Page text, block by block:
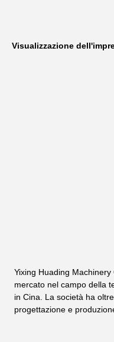
Visualizzazione
Yixing Huading
mercato nel campo della
in Cina. La società ha
progettazione e